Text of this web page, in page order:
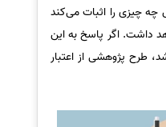
چه چیزی را اثبات می‌کند
داشت. اگر پاسخ به این
طرح پژوهشی از اعتبار